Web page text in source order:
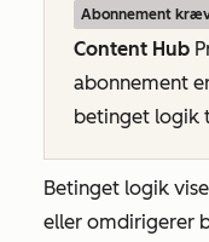
Abonnement
Content Hub
abonnement
betinget logik
Betinget logik
eller omdirigerer